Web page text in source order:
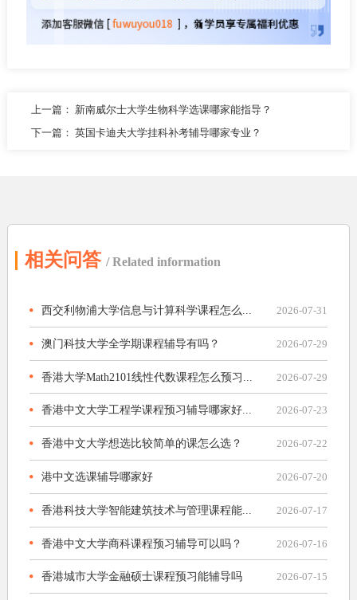
上一篇： 新南威尔士大学生物科学选课哪家能指导？
下一篇： 英国卡迪夫大学挂科补考辅导哪家专业？
相关问答 / Related information
西交利物浦大学信息与计算科学课程怎么... 2026-07-31
澳门科技大学全学期课程辅导有吗？ 2026-07-29
香港大学Math2101线性代数课程怎么预习... 2026-07-29
香港中文大学工程学课程预习辅导哪家好... 2026-07-23
香港中文大学想选比较简单的课怎么选？ 2026-07-22
港中文选课辅导哪家好 2026-07-20
香港科技大学智能建筑技术与管理课程能... 2026-07-17
香港中文大学商科课程预习辅导可以吗？ 2026-07-16
香港城市大学金融硕士课程预习能辅导吗 2026-07-15